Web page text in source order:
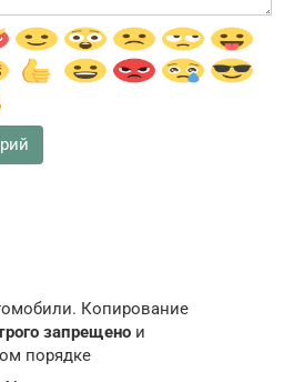
Копирование
запрещено и
порядке